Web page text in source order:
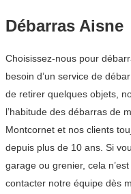
Débarras Aisne
Choisissez-nous pour
besoin d’un service de
de retirer quelques objets,
l’habitude des débarras de
Montcornet et nos clients
depuis plus de 10 ans. Si
garage ou grenier, cela
contacter notre équipe dès